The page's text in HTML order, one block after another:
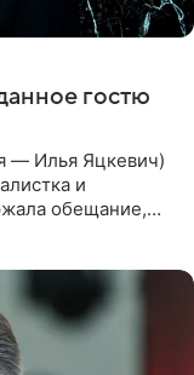
гостю
— Илья Яцкевич)
и
обещание,